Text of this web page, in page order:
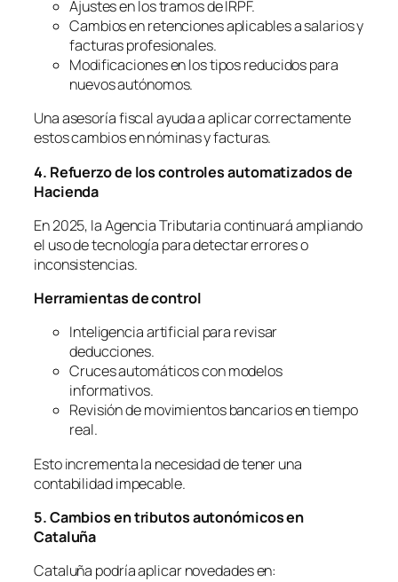
Ajustes en los tramos de IRPF.
Cambios en retenciones aplicables a salarios y
facturas profesionales.
Modificaciones en los tipos reducidos para
nuevos autónomos.
Una asesoría fiscal ayuda a aplicar correctamente
estos cambios en nóminas y facturas.
4. Refuerzo de los controles automatizados de
Hacienda
En 2025, la Agencia Tributaria continuará ampliando
el uso de tecnología para detectar errores o
inconsistencias.
Herramientas de control
Inteligencia artificial para revisar
deducciones.
Cruces automáticos con modelos
informativos.
Revisión de movimientos bancarios en tiempo
real.
Esto incrementa la necesidad de tener una
contabilidad impecable.
5. Cambios en tributos autonómicos en
Cataluña
Cataluña podría aplicar novedades en: